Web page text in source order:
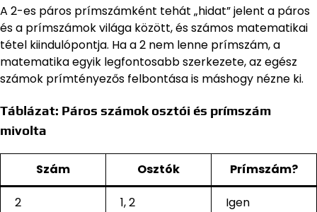
A 2-es páros prímszámként tehát „hidat” jelent a páros
és a prímszámok világa között, és számos matematikai
tétel kiindulópontja. Ha a 2 nem lenne prímszám, a
matematika egyik legfontosabb szerkezete, az egész
számok prímtényezős felbontása is máshogy nézne ki.
Táblázat: Páros számok osztói és prímszám
mivolta
Szám Osztók Prímszám?
2 1, 2
Igen